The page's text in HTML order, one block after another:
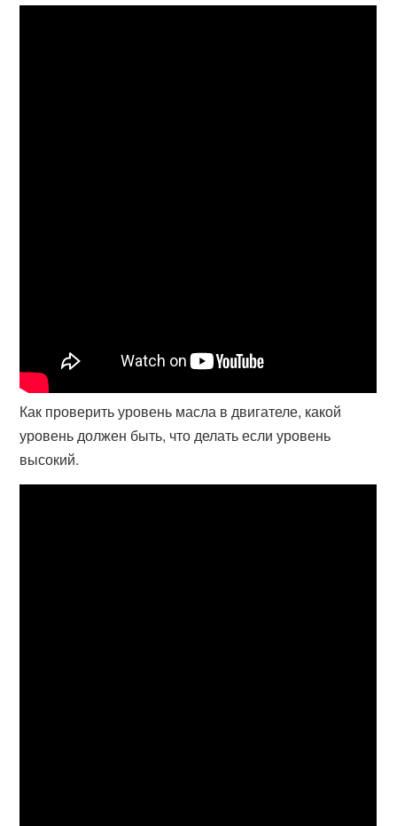
Как проверить уровень масла в двигателе, какой
уровень должен быть, что делать если уровень
высокий.